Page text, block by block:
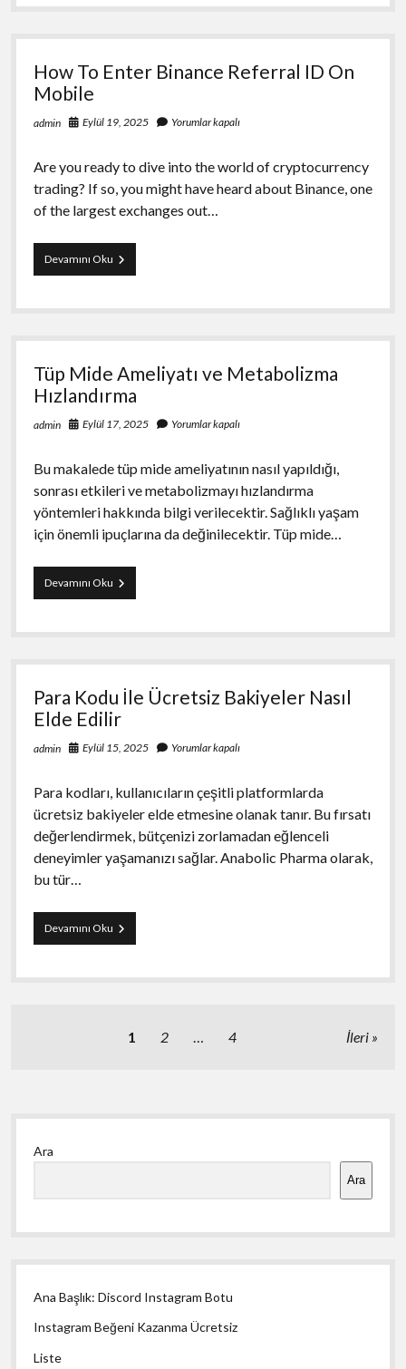
Puro
10’s
How To Enter Binance Referral ID On
Mobile
admin Eylül 19, 2025 Yorumlar kapalı
Are you ready to dive into the world of cryptocurrency
trading? If so, you might have heard about Binance, one
of the largest exchanges out…
Devamını OkuHow
To
Binance
ID
Mobile
Tüp Mide Ameliyatı ve Metabolizma
Hızlandırma
admin Eylül 17, 2025 Yorumlar kapalı
Bu makalede tüp mide ameliyatının nasıl yapıldığı,
sonrası etkileri ve metabolizmayı hızlandırma
yöntemleri hakkında bilgi verilecektir. Sağlıklı yaşam
için önemli ipuçlarına da değinilecektir. Tüp mide…
Devamını OkuTüp
Mide
ve
Hızlandırma
Para Kodu İle Ücretsiz Bakiyeler Nasıl
Elde Edilir
admin Eylül 15, 2025 Yorumlar kapalı
Para kodları, kullanıcıların çeşitli platformlarda
ücretsiz bakiyeler elde etmesine olanak tanır. Bu fırsatı
değerlendirmek, bütçenizi zorlamadan eğlenceli
deneyimler yaşamanızı sağlar. Anabolic Pharma olarak,
bu tür…
Devamını OkuPara
Kodu
Ücretsiz
Edilir
1 2 4 İleri
Yan
Menü
Ara
Ara
Ana Başlık: Discord Instagram Botu
Instagram Beğeni Kazanma Ücretsiz
Liste